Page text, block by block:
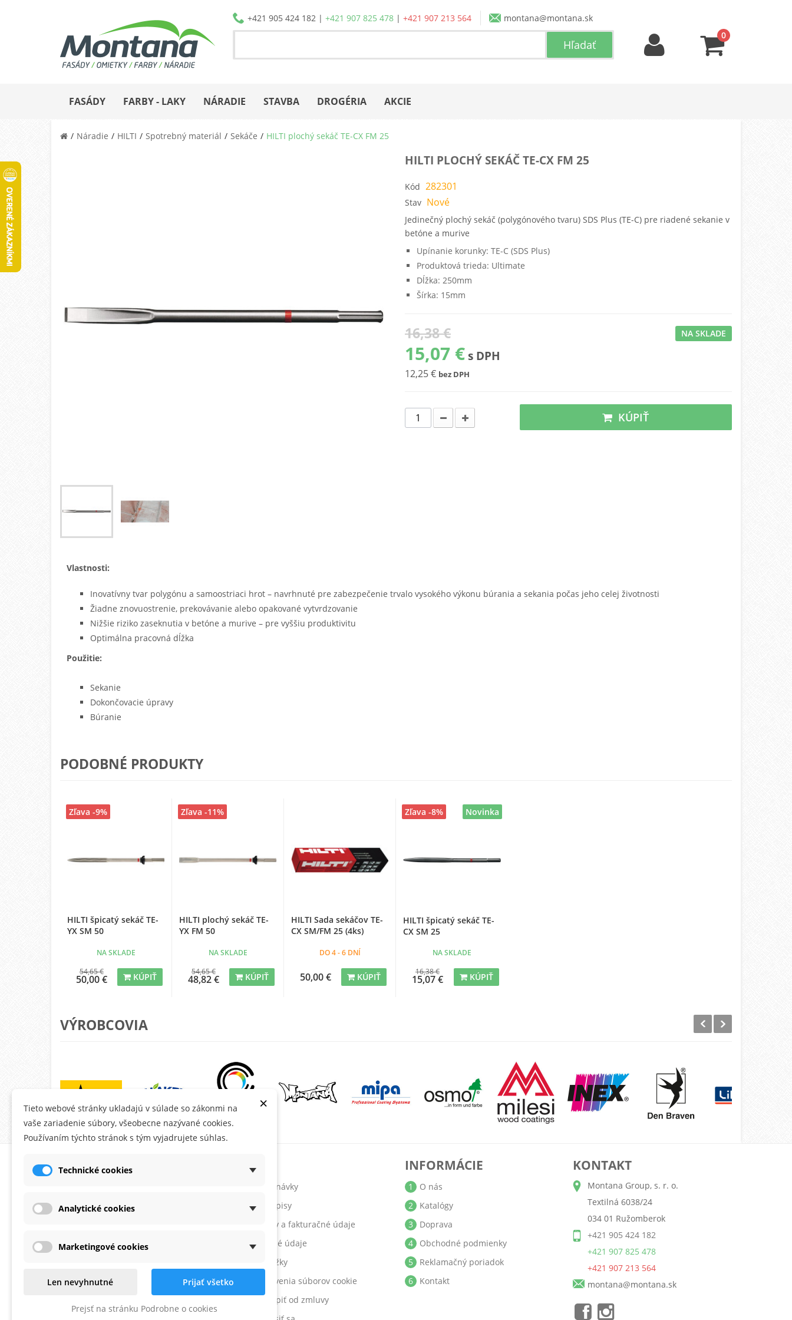
+421 905 424 182| +421 907 825 478| +421 907 213 564
montana@montana.sk
0
FASÁDY FARBY - LAKY NÁRADIE STAVBA DROGÉRIA AKCIE
Náradie HILTI Spotrebný materiál Sekáče HILTI plochý sekáč TE-CX FM 25
HILTI PLOCHÝ SEKÁČ TE-CX FM 25
Kód 282301
Stav Nové
Jedinečný plochý sekáč (polygónového tvaru) SDS Plus (TE-C) pre riadené sekanie v
betóne a murive
Upínanie korunky: TE-C (SDS Plus)
Produktová trieda: Ultimate
Dĺžka: 250mm
Šírka: 15mm
16,38 €
15,07 € s DPH
12,25 € bez DPH
NA SKLADE
KÚPIŤ
Vlastnosti:
Inovatívny tvar polygónu a samoostriaci hrot – navrhnuté pre zabezpečenie trvalo vysokého výkonu búrania a sekania počas jeho celej životnosti
Žiadne znovuostrenie, prekovávanie alebo opakované vytvrdzovanie
Nižšie riziko zaseknutia v betóne a murive – pre vyššiu produktivitu
Optimálna pracovná dĺžka
Použitie:
Sekanie
Dokončovacie úpravy
Búranie
PODOBNÉ PRODUKTY
HILTI špicatý sekáč TE-
YX SM 50
NA SKLADE
54,65 €
50,00 € KÚPIŤ
Zľava -9%
HILTI plochý sekáč TE-
YX FM 50
NA SKLADE
54,65 €
48,82 € KÚPIŤ
Zľava -11%
HILTI Sada sekáčov TE-
CX SM/FM 25 (4ks)
DO 4 - 6 DNÍ
50,00 € KÚPIŤ
HILTI špicatý sekáč TE-
CX SM 25
NA SKLADE
16,38 €
15,07 € KÚPIŤ
Zľava -8% Novinka
VÝROBCOVIA
O MONTANA.SK
Zaoberáme sa predajom fasádnych
omietok a farieb už viac ako 20 rokov.
ÚČET
Objednávky
Dobropisy
Adresy a fakturačné údaje
Osobné údaje
Poukážky
Nastavenia súborov cookie
Odstúpiť od zmluvy
INFORMÁCIE
O nás
1
Katalógy
2
Doprava
3
Obchodné podmienky
4
Reklamačný poriadok
5
Kontakt
6
KONTAKT
Montana Group, s. r. o.
Textilná 6038/24
034 01 Ružomberok
+421 905 424 182
+421 907 825 478
+421 907 213 564
montana@montana.sk
×
Tieto webové stránky ukladajú v súlade so zákonmi na
vaše zariadenie súbory, všeobecne nazývané cookies.
Používaním týchto stránok s tým vyjadrujete súhlas.
Technické cookies
Analytické cookies
Marketingové cookies
Len nevyhnutné Prijať všetko
Prejsť na stránku Podrobne o cookies